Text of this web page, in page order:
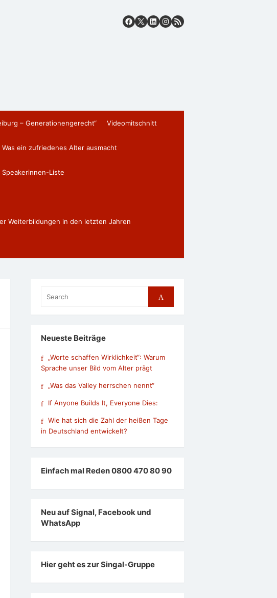
– Generationengerecht“ Videomitschnitt
Was ein zufriedenes Alter ausmacht
Speakerinnen-Liste
Weiterbildungen in den letzten Jahren
for:
Search
Neueste Beiträge
„Worte schaffen Wirklichkeit“: Warum
Sprache unser Bild vom Alter prägt
„Was das Valley herrschen nennt“
If Anyone Builds It, Everyone Dies:
Wie hat sich die Zahl der heißen Tage
in Deutschland entwickelt?
Einfach mal Reden 0800 470 80 90
Neu auf Signal, Facebook und
WhatsApp
Hier geht es zur Singal-Gruppe